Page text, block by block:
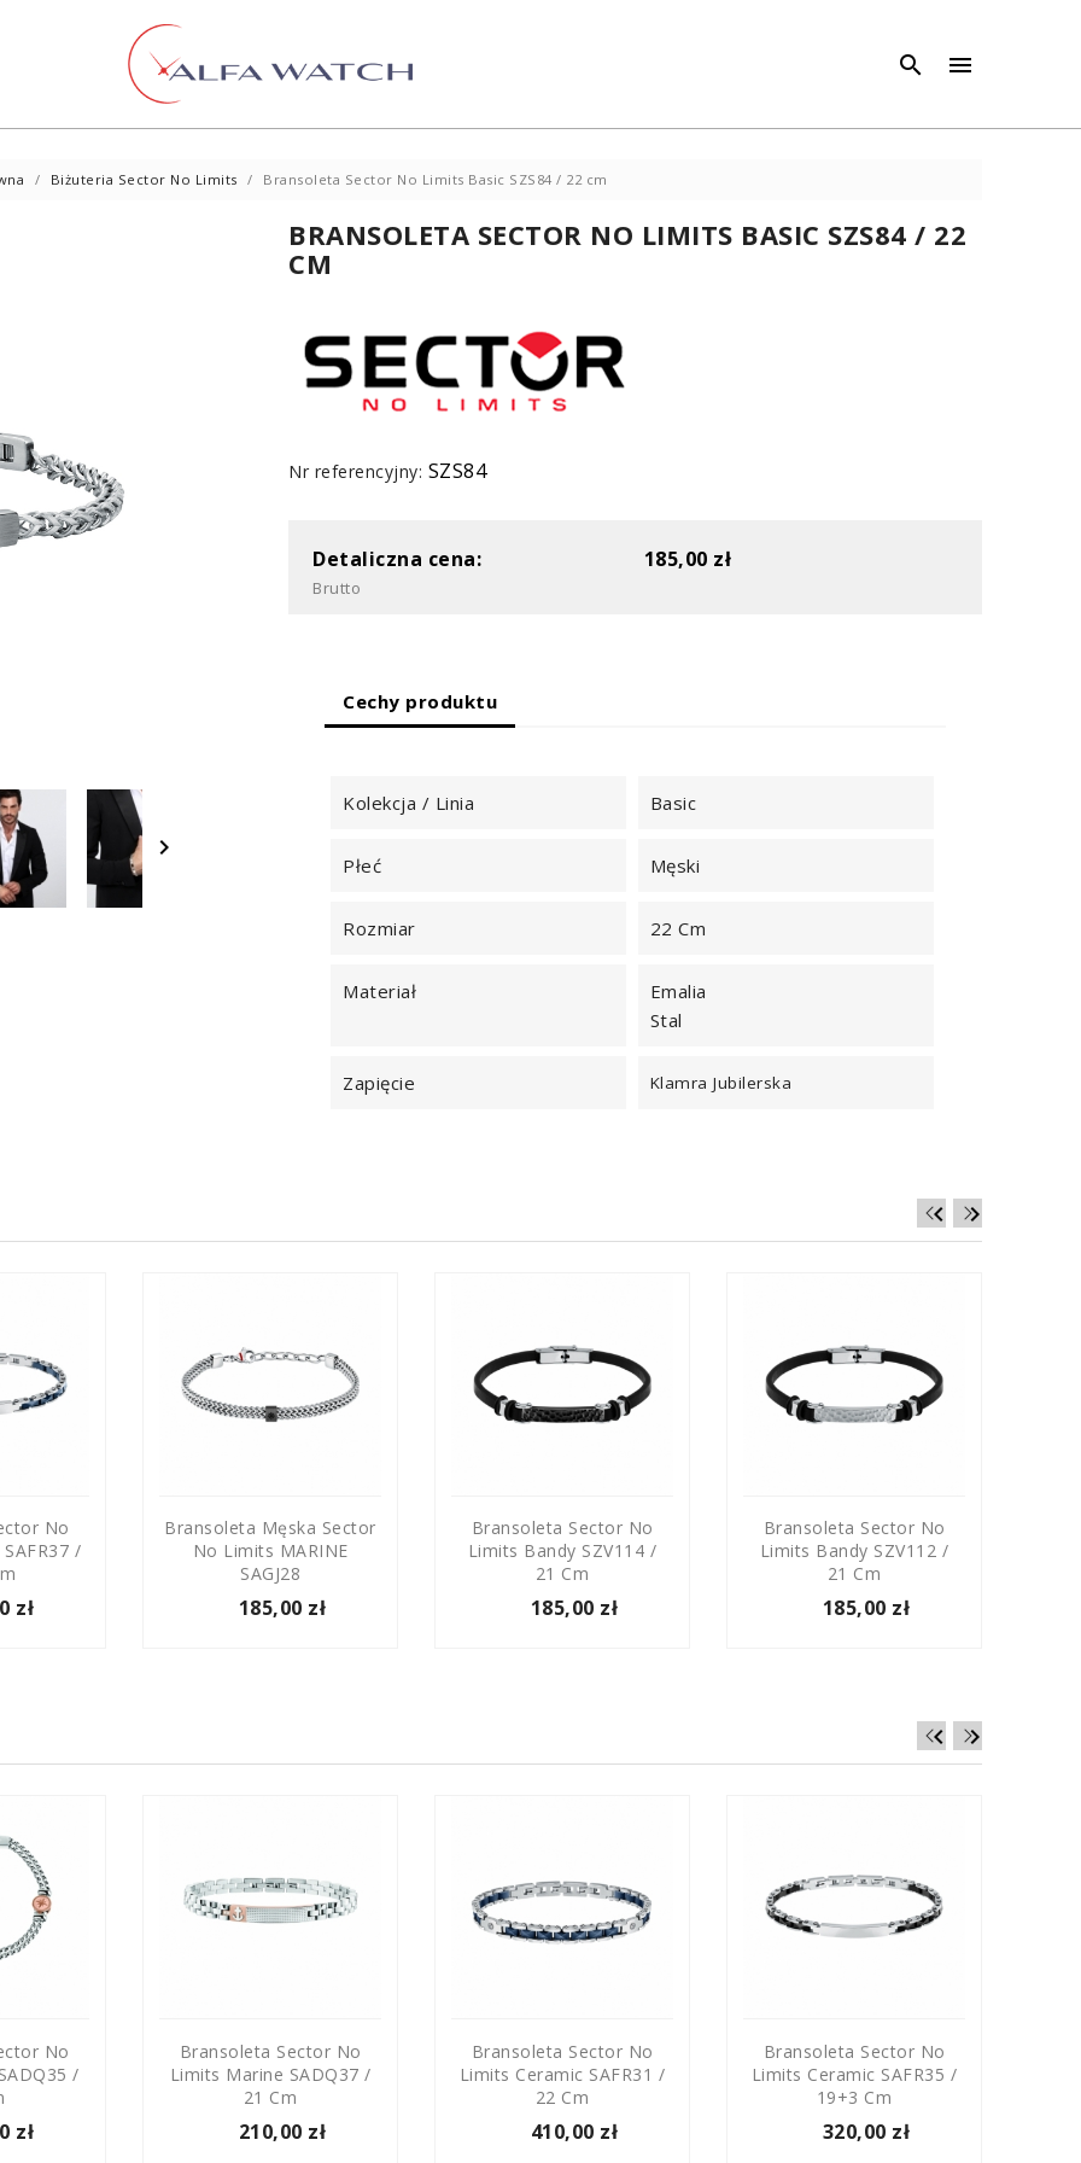
 
Biżuteria Sector No Limits Bransoleta Sector No Limits Basic SZS84 / 22 cm

BRANSOLETA SECTOR NO LIMITS BASIC SZS84 / 22
CM
Nr referencyjny: SZS84
Detaliczna cena: 185,00 zł
Brutto
Cechy produktu
Kolekcja / Linia Basic
Płeć Męski
Rozmiar 22 Cm
Materiał
Emalia
Stal
Zapięcie Klamra Jubilerska

No
/
zł
Bransoleta Męska Sector
No Limits MARINE
SAGJ28
185,00 zł
Bransoleta Sector No
Limits Bandy SZV114 /
21 Cm
185,00 zł
Bransoleta Sector No
Limits Bandy SZV112 /
21 Cm
185,00 zł


No
/
zł
Bransoleta Sector No
Limits Marine SADQ37 /
21 Cm
210,00 zł
Bransoleta Sector No
Limits Ceramic SAFR31 /
22 Cm
410,00 zł
Bransoleta Sector No
Limits Ceramic SAFR35 /
19+3 Cm
320,00 zł
